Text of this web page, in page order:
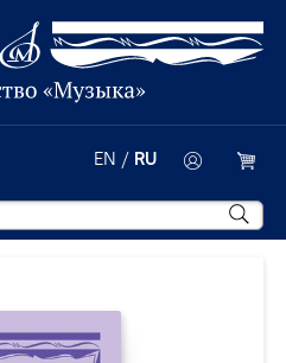
EN / RU